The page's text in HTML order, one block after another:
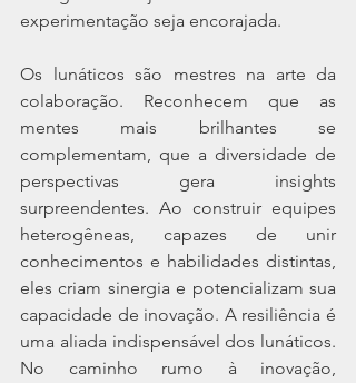
experimentação seja encorajada.
Os lunáticos são mestres na arte da
colaboração. Reconhecem que as
mentes mais brilhantes se
complementam, que a diversidade de
perspectivas gera insights
surpreendentes. Ao construir equipes
heterogêneas, capazes de unir
conhecimentos e habilidades distintas,
eles criam sinergia e potencializam sua
capacidade de inovação. A resiliência é
uma aliada indispensável dos lunáticos.
No caminho rumo à inovação,